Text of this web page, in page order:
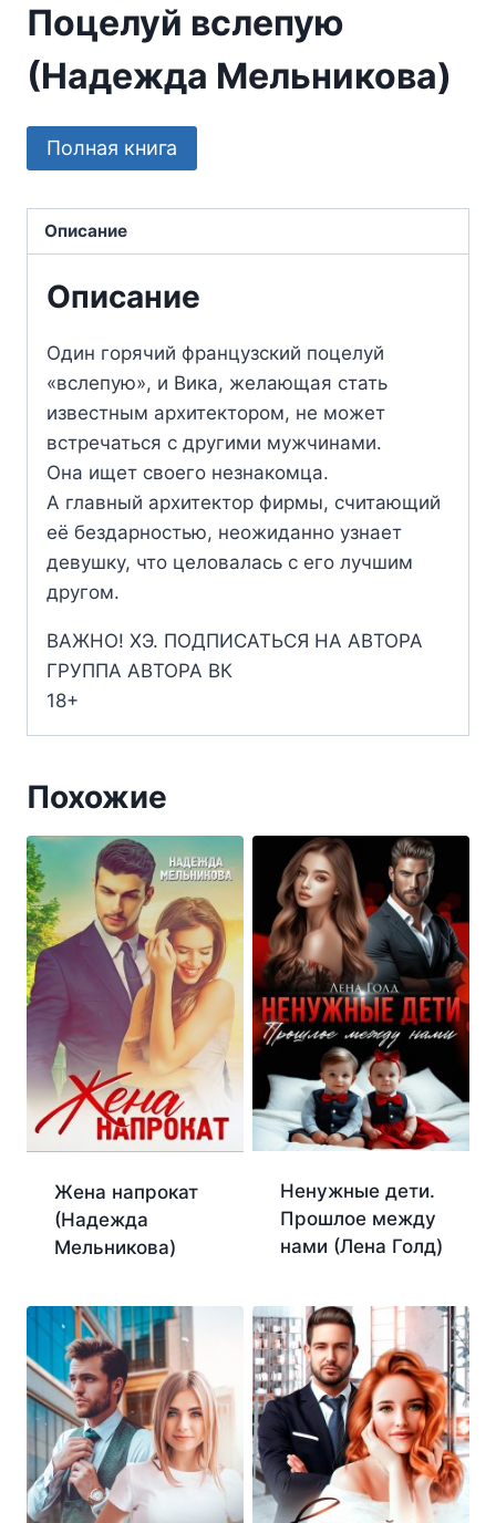
Поцелуй вслепую
(Надежда Мельникова)
Полная книга
Описание
Описание
Один горячий французский поцелуй
«вслепую», и Вика, желающая стать
известным архитектором, не может
встречаться с другими мужчинами.
Она ищет своего незнакомца.
А главный архитектор фирмы, считающий
её бездарностью, неожиданно узнает
девушку, что целовалась с его лучшим
другом.
ВАЖНО! ХЭ. ПОДПИСАТЬСЯ НА АВТОРА
ГРУППА АВТОРА ВК
18+
Похожие
Жена напрокат
(Надежда
Мельникова)
Ненужные дети.
Прошлое между
нами (Лена Голд)